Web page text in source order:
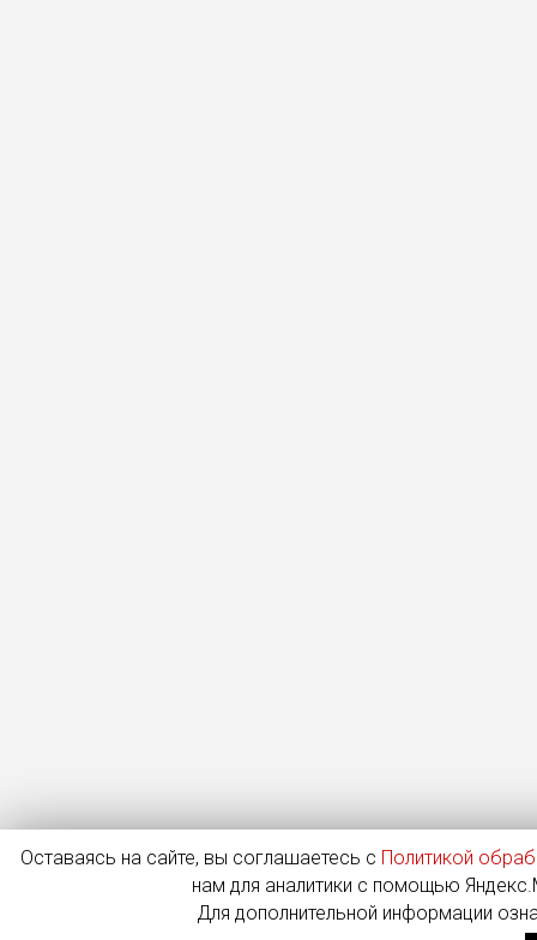
Оставаясь на сайте, вы соглашаетесь с Политикой
нам для аналитики с помощью
Для дополнительной информации